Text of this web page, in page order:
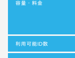
容量・料金
利用可能ID数